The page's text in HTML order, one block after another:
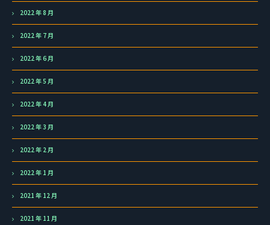
2022 年 8 月
2022 年 7 月
2022 年 6 月
2022 年 5 月
2022 年 4 月
2022 年 3 月
2022 年 2 月
2022 年 1 月
2021 年 12 月
2021 年 11 月